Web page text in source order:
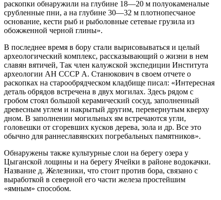
раскопки обнаружили на глубине 18—20 м полуокаменалые
срубленные пни, а на глубине 30—32 м плотнопесчаное
основание, кести рыб и рыболовные сетевые грузила из
обожженной черной глины».
В последнее время в бору стали вырисовываться и целый
археологический комплекс, рассказывающий о жизни в нем
славян вятичей, Так член калужской экспедиции Института
археологии АН СССР А. Станюкович в своем отчете о
раскопках на старообрядческом кладбище писал: «Интересная
деталь обрядов встречена в двух могилах. Здесь рядом с
гробом стоял большой керамический сосуд, заполненный
древесным углем и накрытый другим, перевернутым кверху
дном. В заполнении могильных ям встречаются угли,
головешки от сгоревших кусков дерева, зола и др. Все это
обычно для раннеславянских погребальных памятников».
Обнаружены также культурные слои на берегу озера у
Цыганской лощины и на берегу Ячейки в районе водокачки.
Название д. Железники, что стоит против бора, связано с
выработкой в северной его части железа простейшим
«ямным» способом.